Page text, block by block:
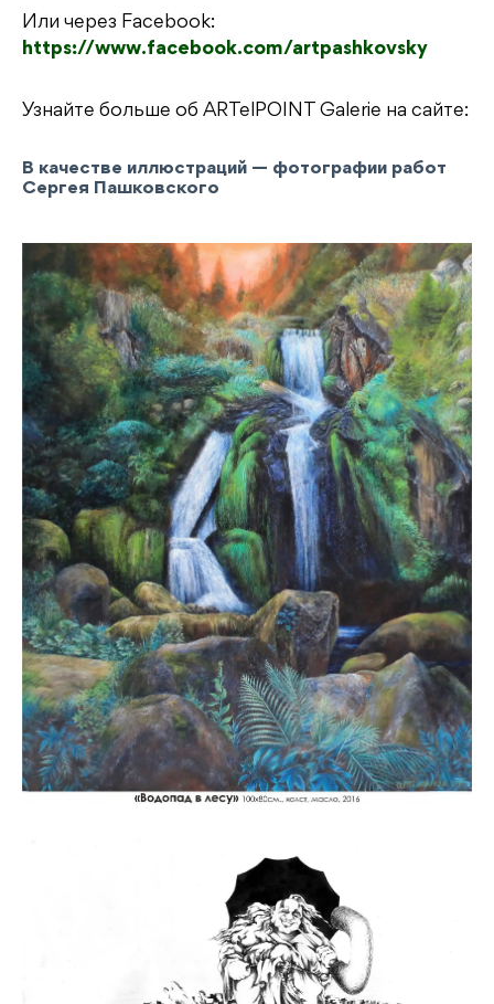
Или через Facebook:
https://www.facebook.com/artpashkovsky
Узнайте больше об ARTelPOINT Galerie на сайте:
В качестве иллюстраций — фотографии работ
Сергея Пашковского